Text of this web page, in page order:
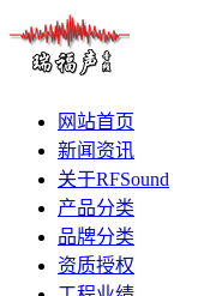
网站首页
新闻资讯
关于RFSound
产品分类
品牌分类
资质授权